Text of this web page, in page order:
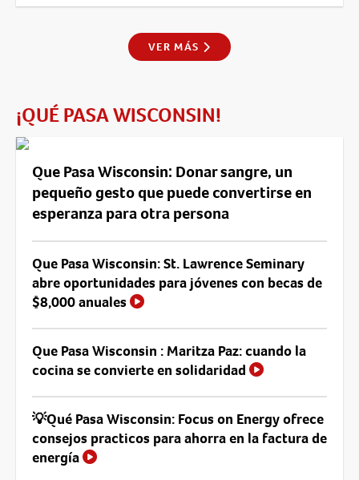
VER MÁS
¡QUÉ PASA WISCONSIN!
Que Pasa Wisconsin: Donar sangre, un
pequeño gesto que puede convertirse en
esperanza para otra persona
Que Pasa Wisconsin: St. Lawrence Seminary
abre oportunidades para jóvenes con becas de
$8,000 anuales
Que Pasa Wisconsin : Maritza Paz: cuando la
cocina se convierte en solidaridad
💡Qué Pasa Wisconsin: Focus on Energy ofrece
consejos practicos para ahorra en la factura de
energía